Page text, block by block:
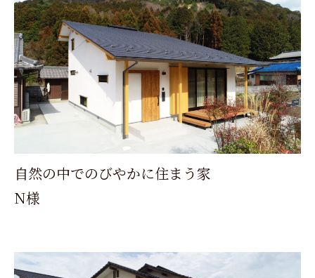
自然の中でのびやかに住まう家
N様